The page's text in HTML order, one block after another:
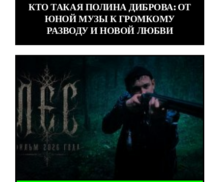
КТО ТАКАЯ ПОЛИНА ДИБРОВА: ОТ
ЮНОЙ МУЗЫ К ГРОМКОМУ
РАЗВОДУ И НОВОЙ ЛЮБВИ